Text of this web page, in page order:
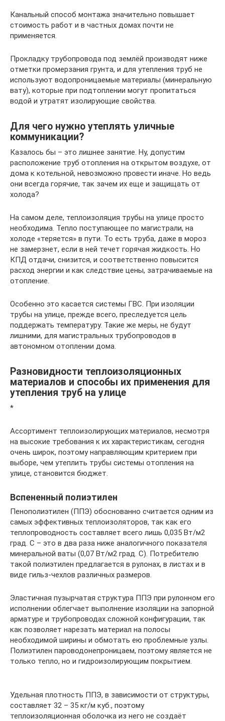
Канальный способ монтажа значительно повышает
стоимость работ и в частных домах почти не
применяется.
Прокладку трубопровода под землёй производят ниже
отметки промерзания грунта, и для утепления труб не
используют водопроницаемые материалы (минеральную
вату), которые при подтоплении могут пропитаться
водой и утратят изолирующие свойства.
Для чего нужно утеплять уличные
коммуникации?
Казалось бы – это лишнее занятие. Ну, допустим
расположение труб отопления на открытом воздухе, от
дома к котельной, невозможно провести иначе. Но ведь
они всегда горячие, так зачем их еще и защищать от
холода?
На самом деле, теплоизоляция трубы на улице просто
необходима. Тепло поступающее по магистрали, на
холоде «теряется» в пути. То есть труба, даже в мороз
не замерзнет, если в ней течет горячая жидкость. Но
КПД отдачи, снизится, и соответственно повысится
расход энергии и как следствие цены, затрачиваемые на
отопление.
Особенно это касается системы ГВС. При изоляции
трубы на улице, прежде всего, преследуется цель
поддержать температуру. Такие же меры, не будут
лишними, для магистральных трубопроводов в
автономном отоплении дома.
Разновидности теплоизоляционных
материалов и способы их применения для
утепления труб на улице
*
Ассортимент теплоизолирующих материалов, несмотря
на высокие требования к их характеристикам, сегодня
очень широк, поэтому направляющим критерием при
выборе, чем утеплить трубы системы отопления на
улице, становится бюджет.
Вспененный полиэтилен
Пенополиэтилен (ППЭ) обоснованно считается одним из
самых эффективных теплоизоляторов, так как его
теплопроводность составляет всего лишь 0,035 Вт/м2
град. C – это в два раза ниже аналогичного показателя
минеральной ваты (0,07 Вт/м2 град. C). Потребителю
такой полиэтилен предлагается в рулонах, в листах и в
виде гильз-чехлов различных размеров.
Эластичная пузырчатая структура ППЭ при рулонном его
исполнении облегчает выполнение изоляции на запорной
арматуре и трубопроводах сложной конфигурации, так
как позволяет нарезать материал на полосы
необходимой ширины и обмотать ею проблемные узлы.
Полиэтилен пароводонепроницаем, поэтому является не
только тепло, но и гидроизолирующим покрытием.
Удельная плотность ППЭ, в зависимости от структуры,
составляет 32 – 35 кг/м куб., поэтому
теплоизоляционная оболочка из него не создаёт